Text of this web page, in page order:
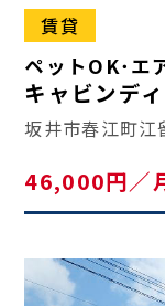
賃貸
ペットOK･エ
キャビンデ
坂井市春江町江
46,000円／